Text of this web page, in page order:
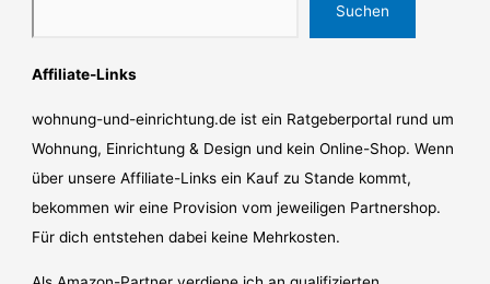
Suchen
Affiliate-Links
wohnung-und-einrichtung.de ist ein Ratgeberportal rund um
Wohnung, Einrichtung & Design und kein Online-Shop. Wenn
über unsere Affiliate-Links ein Kauf zu Stande kommt,
bekommen wir eine Provision vom jeweiligen Partnershop.
Für dich entstehen dabei keine Mehrkosten.